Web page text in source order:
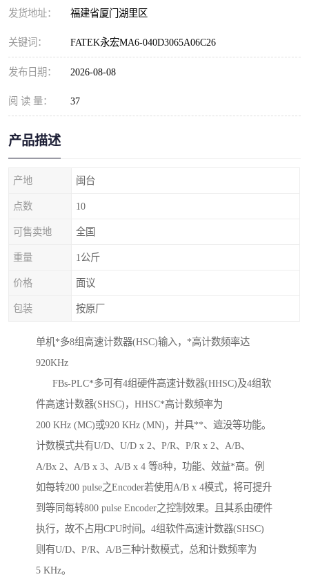
发货地址： 福建省厦门湖里区
关键词： FATEK永宏MA6-040D3065A06C26
发布日期： 2026-08-08
阅 读 量： 37
产品描述
产地 闽台
点数 10
可售卖地 全国
重量 1公斤
价格 面议
包装 按原厂
单机*多8组高速计数器(HSC)输入，*高计数频率达
920KHz
FBs-PLC*多可有4组硬件高速计数器(HHSC)及4组软
件高速计数器(SHSC)，HHSC*高计数频率为
200 KHz (MC)或920 KHz (MN)，并具**、遮没等功能。
计数模式共有U/D、U/D x 2、P/R、P/R x 2、A/B、
A/Bx 2、A/B x 3、A/B x 4 等8种，功能、效益*高。例
如每转200 pulse之Encoder若使用A/B x 4模式，将可提升
到等同每转800 pulse Encoder之控制效果。且其系由硬件
执行，故不占用CPU时间。4组软件高速计数器(SHSC)
则有U/D、P/R、A/B三种计数模式，总和计数频率为
5 KHz。